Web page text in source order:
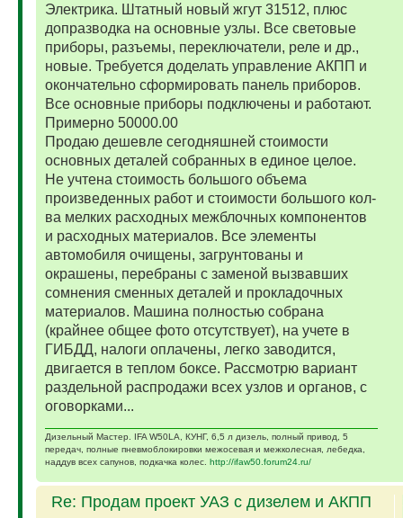
Электрика. Штатный новый жгут 31512, плюс
допразводка на основные узлы. Все световые
приборы, разъемы, переключатели, реле и др.,
новые. Требуется доделать управление АКПП и
окончательно сформировать панель приборов.
Все основные приборы подключены и работают.
Примерно 50000.00
Продаю дешевле сегодняшней стоимости
основных деталей собранных в единое целое.
Не учтена стоимость большого объема
произведенных работ и стоимости большого кол-
ва мелких расходных межблочных компонентов
и расходных материалов. Все элементы
автомобиля очищены, загрунтованы и
окрашены, перебраны с заменой вызвавших
сомнения сменных деталей и прокладочных
материалов. Машина полностью собрана
(крайнее общее фото отсутствует), на учете в
ГИБДД, налоги оплачены, легко заводится,
двигается в теплом боксе. Рассмотрю вариант
раздельной распродажи всех узлов и органов, с
оговорками...
Дизельный Мастер. IFA W50LA, КУНГ, 6,5 л дизель, полный привод, 5
передач, полные пневмоблокировки межосевая и межколесная, лебедка,
наддув всех сапунов, подкачка колес. http://ifaw50.forum24.ru/
Re: Продам проект УАЗ с дизелем и АКПП